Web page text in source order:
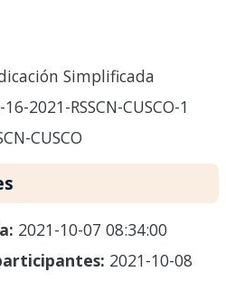
Simplificada
16-2021-RSSCN-CUSCO-1
CUSCO
2021-10-07 08:34:00
2021-10-08